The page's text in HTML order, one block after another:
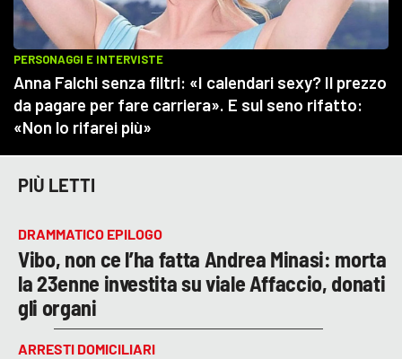
PIÙ LETTI
DRAMMATICO EPILOGO
Vibo, non ce l’ha fatta Andrea Minasi: morta
la 23enne investita su viale Affaccio, donati
gli organi
ARRESTI DOMICILIARI